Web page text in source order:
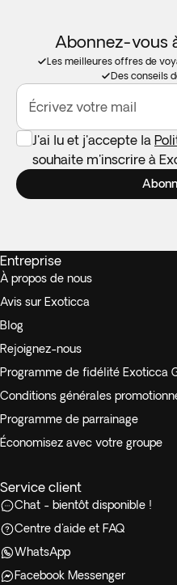
Abonnez-vous
Les meilleures offres de
Des conseils
Écrivez votre mail
J'ai lu et j'accepte la
souhaite m'inscrire à
Entreprise
À propos de nous
Avis sur Exoticca
Blog
Rejoignez-nous
Programme de fidélité Exoticca
Conditions générales
Programme de parrainage
Économisez avec votre groupe
Service client
Chat - bientôt disponible !
Centre d'aide et FAQ
WhatsApp
Facebook Messenger